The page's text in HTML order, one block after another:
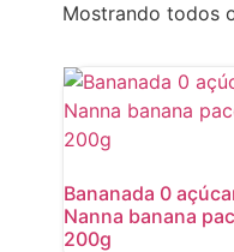
Mostrando todos
Bananada 0
Nanna banana
200g